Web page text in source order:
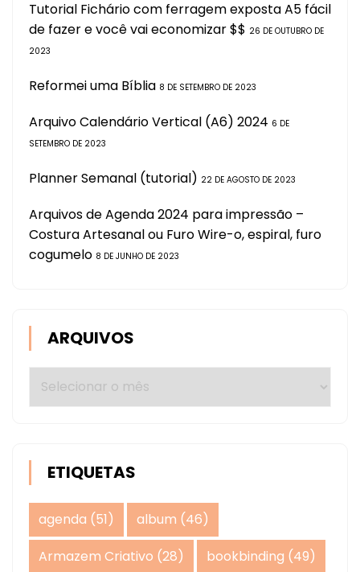
Tutorial Fichário com ferragem exposta A5 fácil
de fazer e você vai economizar $$ 26 DE OUTUBRO DE
2023
Reformei uma Bíblia 8 DE SETEMBRO DE 2023
Arquivo Calendário Vertical (A6) 2024 6 DE
SETEMBRO DE 2023
Planner Semanal (tutorial) 22 DE AGOSTO DE 2023
Arquivos de Agenda 2024 para impressão –
Costura Artesanal ou Furo Wire-o, espiral, furo
cogumelo 8 DE JUNHO DE 2023
ARQUIVOS
Arquivos
ETIQUETAS
agenda (51) album (46)
Armazem Criativo (28) bookbinding (49)